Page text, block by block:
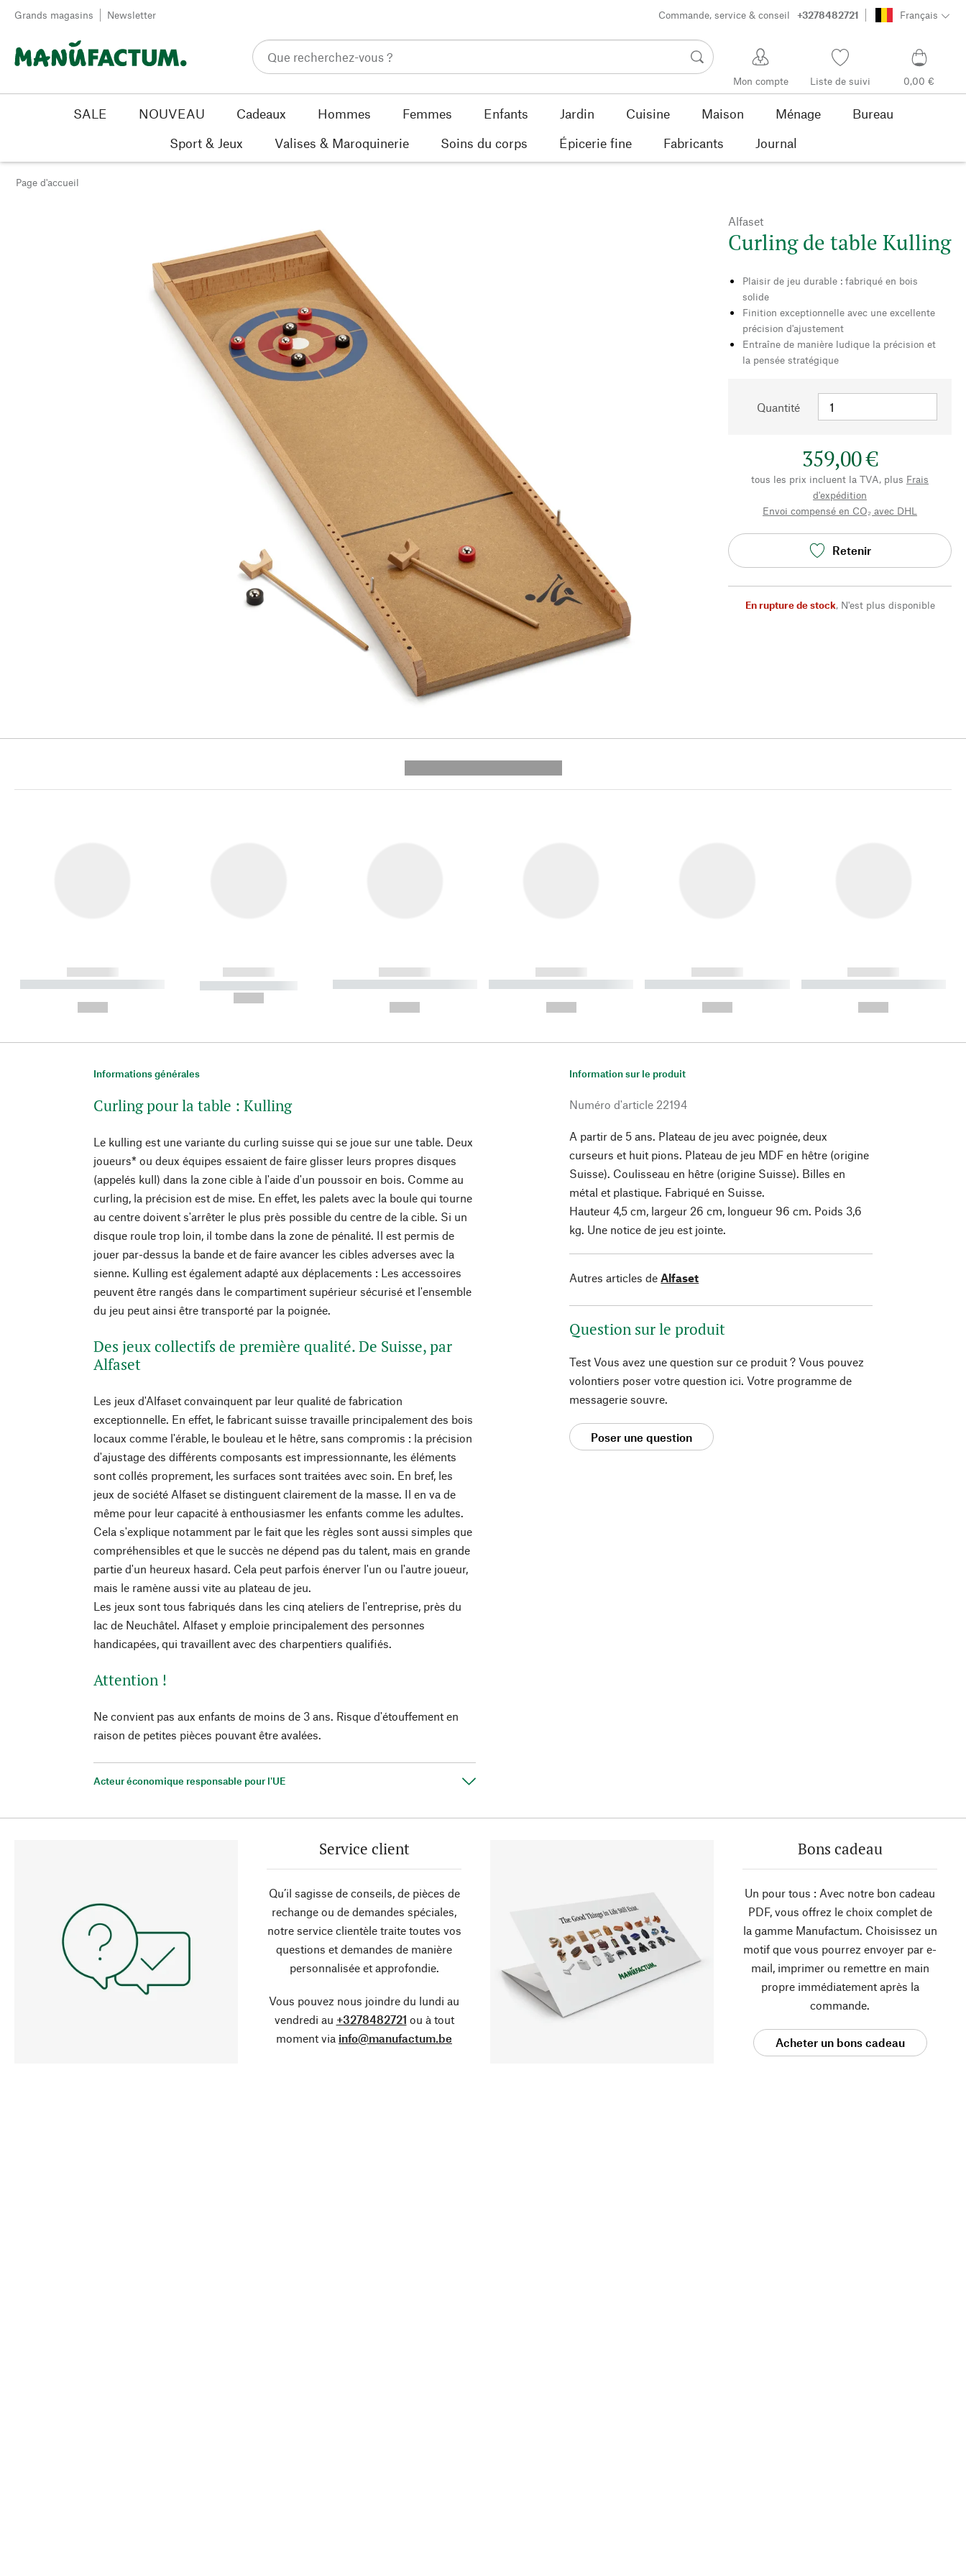
Passer au contenu
Grands magasins Newsletter Commande, service & conseil +3278482721 Français
Mon compte Liste de suivi 0,00 €
SALE NOUVEAU Cadeaux Hommes Femmes Enfants Jardin Cuisine Maison Ménage
Bureau
Sport & Jeux
Valises & Maroquinerie Soins du corps Épicerie fine Fabricants Journal
Page d'accueil
Alfaset
Curling de table Kulling
Plaisir de jeu durable : fabriqué en bois
solide
Finition exceptionnelle avec une excellente
précision d'ajustement
Entraîne de manière ludique la précision et
la pensée stratégique
Quantité
359,00 €
tous les prix incluent la TVA, plus Frais
d'expédition
Envoi compensé en CO₂ avec DHL
Retenir
En rupture de stock, N'est plus disponible
------------
----------- ----------- ----------
------------
----------- -----------
------------
----------- ----------- ----------
------------
----------- ----------- ----------
------------
----------- ----------- ----------
------------
----------- ----------- ----------
Informations générales
Curling pour la table : Kulling
Le kulling est une variante du curling suisse qui se joue sur une table. Deux
joueurs* ou deux équipes essaient de faire glisser leurs propres disques
(appelés kull) dans la zone cible à l'aide d'un poussoir en bois. Comme au
curling, la précision est de mise. En effet, les palets avec la boule qui tourne
au centre doivent s'arrêter le plus près possible du centre de la cible. Si un
disque roule trop loin, il tombe dans la zone de pénalité. Il est permis de
jouer par-dessus la bande et de faire avancer les cibles adverses avec la
sienne. Kulling est également adapté aux déplacements : Les accessoires
peuvent être rangés dans le compartiment supérieur sécurisé et l'ensemble
du jeu peut ainsi être transporté par la poignée.
Des jeux collectifs de première qualité. De Suisse, par
Alfaset
Les jeux d'Alfaset convainquent par leur qualité de fabrication
exceptionnelle. En effet, le fabricant suisse travaille principalement des bois
locaux comme l'érable, le bouleau et le hêtre, sans compromis : la précision
d'ajustage des différents composants est impressionnante, les éléments
sont collés proprement, les surfaces sont traitées avec soin. En bref, les
jeux de société Alfaset se distinguent clairement de la masse. Il en va de
même pour leur capacité à enthousiasmer les enfants comme les adultes.
Cela s'explique notamment par le fait que les règles sont aussi simples que
compréhensibles et que le succès ne dépend pas du talent, mais en grande
partie d'un heureux hasard. Cela peut parfois énerver l'un ou l'autre joueur,
mais le ramène aussi vite au plateau de jeu.
Les jeux sont tous fabriqués dans les cinq ateliers de l'entreprise, près du
lac de Neuchâtel. Alfaset y emploie principalement des personnes
handicapées, qui travaillent avec des charpentiers qualifiés.
Attention !
Ne convient pas aux enfants de moins de 3 ans. Risque d'étouffement en
raison de petites pièces pouvant être avalées.
Acteur économique responsable pour l'UE
Information sur le produit
Numéro d'article 22194
A partir de 5 ans. Plateau de jeu avec poignée, deux
curseurs et huit pions. Plateau de jeu MDF en hêtre (origine
Suisse). Coulisseau en hêtre (origine Suisse). Billes en
métal et plastique. Fabriqué en Suisse.
Hauteur 4,5 cm, largeur 26 cm, longueur 96 cm. Poids 3,6
kg. Une notice de jeu est jointe.
Autres articles de Alfaset
Question sur le produit
Test Vous avez une question sur ce produit ? Vous pouvez
volontiers poser votre question ici. Votre programme de
messagerie souvre.
Poser une question
Service client
Qu’il sagisse de conseils, de pièces de
rechange ou de demandes spéciales,
notre service clientèle traite toutes vos
questions et demandes de manière
personnalisée et approfondie.
Vous pouvez nous joindre du lundi au
vendredi au +3278482721 ou à tout
moment via info@manufactum.be
Bons cadeau
Un pour tous : Avec notre bon cadeau
PDF, vous offrez le choix complet de
la gamme Manufactum. Choisissez un
motif que vous pourrez envoyer par e-
mail, imprimer ou remettre en main
propre immédiatement après la
commande.
Acheter un bons cadeau